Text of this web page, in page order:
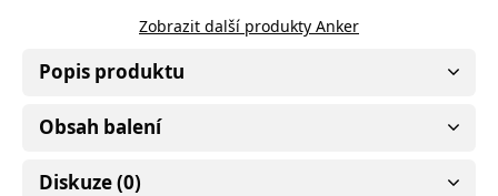
Zobrazit další produkty Anker
Popis produktu
Obsah balení
Diskuze (0)